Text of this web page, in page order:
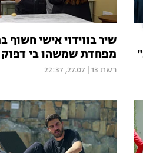
שיר בווידוי אישי חשוף
מפחדת שמשהו בי דפוק
רשת 13 27.07, 22:37